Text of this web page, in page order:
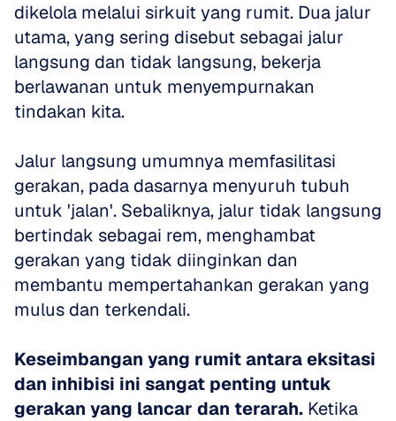
dikelola melalui sirkuit yang rumit. Dua jalur
utama, yang sering disebut sebagai jalur
langsung dan tidak langsung, bekerja
berlawanan untuk menyempurnakan
tindakan kita.
Jalur langsung umumnya memfasilitasi
gerakan, pada dasarnya menyuruh tubuh
untuk 'jalan'. Sebaliknya, jalur tidak langsung
bertindak sebagai rem, menghambat
gerakan yang tidak diinginkan dan
membantu mempertahankan gerakan yang
mulus dan terkendali.
Keseimbangan yang rumit antara eksitasi
dan inhibisi ini sangat penting untuk
gerakan yang lancar dan terarah. Ketika